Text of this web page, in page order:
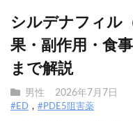
シルデナフィル
果・副作用・食
まで解説
男性 2026年7月7日
#ED #PDE5阻害薬